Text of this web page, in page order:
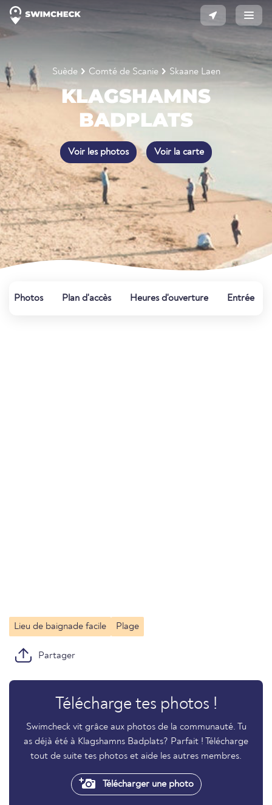
Suède Comté de Scanie Skaane Laen
KLAGSHAMNS
BADPLATS
Voir les photos Voir la carte
Photos Plan d'accès Heures d'ouverture Entrée
Lieu de baignade facile Plage
Partager
Télécharge tes photos !
Swimcheck vit grâce aux photos de la communauté. Tu
as déjà été à Klagshamns Badplats? Parfait ! Télécharge
tout de suite tes photos et aide les autres membres.
Télécharger une photo